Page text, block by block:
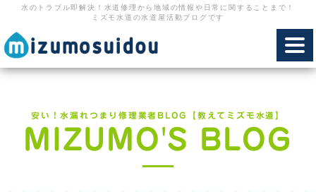
水のトラブル即解決！水道修理から地域の情報や日常に関することまで！
ミズモ水道の水道屋活動ブログです
安い！水漏れつまり修理業者BLOG【教えてミズモ水道】
MIZUMO'S BLOG